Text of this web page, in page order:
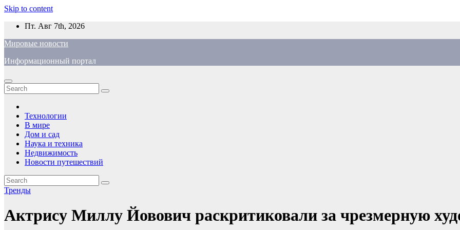
Skip to content
Пт. Авг 7th, 2026
Мировые новости
Информационный портал
Технологии
В мире
Дом и сад
Наука и техника
Недвижимость
Новости путешествий
Тренды
Актрису Миллу Йовович раскритиковали за чрезмерную